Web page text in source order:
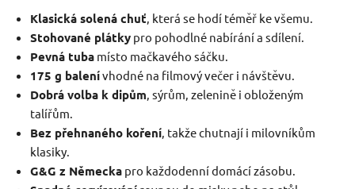
Klasická solená chuť, která se hodí téměř ke všemu.
Stohované plátkypro pohodlné nabírání a sdílení.
Pevná tubamísto mačkavého sáčku.
175 g balenívhodné na filmový večer i návštěvu.
Dobrá volba k dipům, sýrům, zelenině i obloženým
talířům.
Bez přehnaného koření, takže chutnají i milovníkům
klasiky.
G&G z Německapro každodenní domácí zásobu.